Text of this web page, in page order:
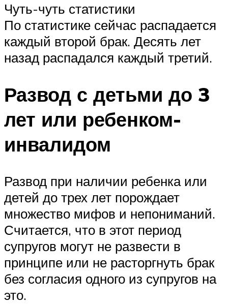
Чуть-чуть статистики
По статистике сейчас распадается
каждый второй брак. Десять лет
назад распадался каждый третий.
Развод с детьми до 3
лет или ребенком-
инвалидом
Развод при наличии ребенка или
детей до трех лет порождает
множество мифов и непониманий.
Считается, что в этот период
супругов могут не развести в
принципе или не расторгнуть брак
без согласия одного из супругов на
это.